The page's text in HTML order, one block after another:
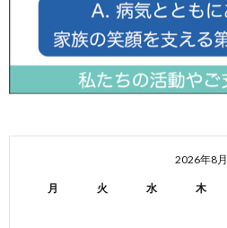
2026年8月
月 火 水 木